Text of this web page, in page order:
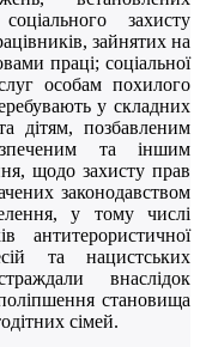
захисту
зайнятих на
праці; соціальної
особам похилого
у складних
дітям, позбавленим
та іншим
щодо захисту прав
законодавством
у тому числі
антитерористичної
та нацистських
внаслідок
становища
сімей.